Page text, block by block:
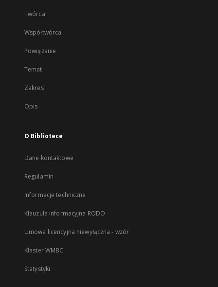
Twórca
Współtwórca
Powiązanie
Temat
Zakres
Opis
O Bibliotece
Dane kontaktowe
Regulamin
Informacje techniczne
Klauzula informacyjna RODO
Umowa licencyjna niewyłączna - wzór
Klaster WMBC
Statystyki